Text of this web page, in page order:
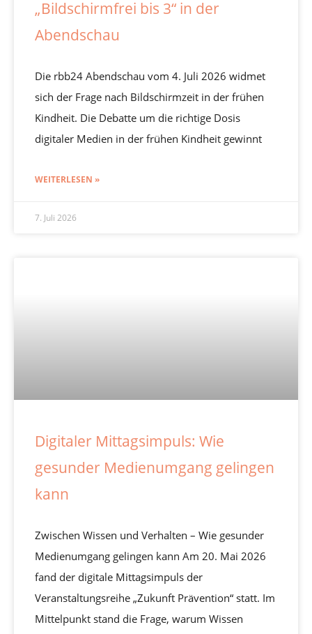
„Bildschirmfrei bis 3“ in der
Abendschau
Die rbb24 Abendschau vom 4. Juli 2026 widmet
sich der Frage nach Bildschirmzeit in der frühen
Kindheit. Die Debatte um die richtige Dosis
digitaler Medien in der frühen Kindheit gewinnt
WEITERLESEN »
7. Juli 2026
Digitaler Mittagsimpuls: Wie
gesunder Medienumgang gelingen
kann
Zwischen Wissen und Verhalten – Wie gesunder
Medienumgang gelingen kann Am 20. Mai 2026
fand der digitale Mittagsimpuls der
Veranstaltungsreihe „Zukunft Prävention“ statt. Im
Mittelpunkt stand die Frage, warum Wissen